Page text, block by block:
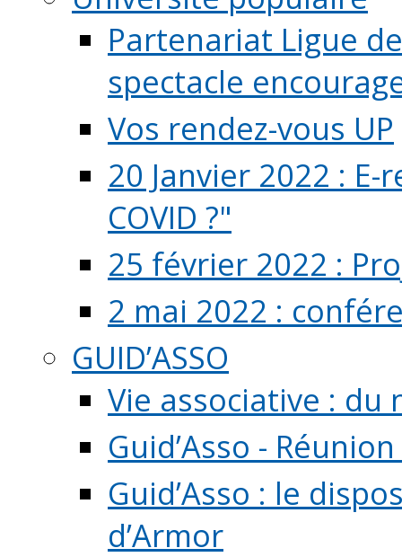
Partenariat Ligue
spectacle
Vos rendez-vous UP
20 Janvier 2022 :
COVID ?"
25 février 2022 :
2 mai 2022 :
GUID’ASSO
Vie associative : du
Guid’Asso -
Guid’Asso : le
d’Armor